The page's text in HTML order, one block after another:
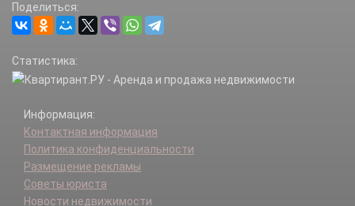
Поделиться:
Статистика:
Информация:
Контактная информация
Политика конфиденциальности
Размещение рекламы
Советы юриста
Новости недвижимости